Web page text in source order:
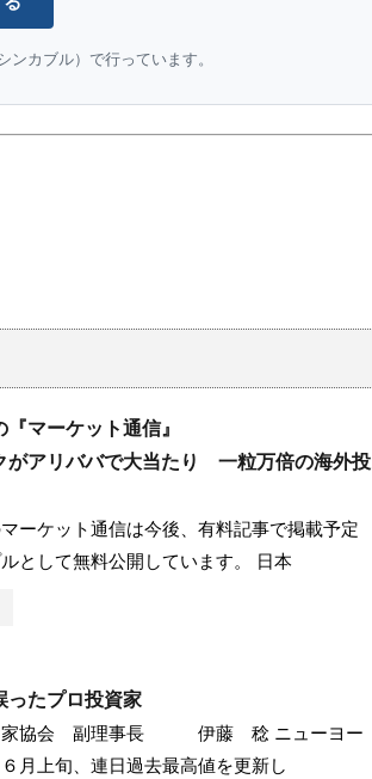
カブル）で行っています。
マーケット通信』
がアリババで大当たり 一粒万倍の海外投
ーケット通信は今後、有料記事で掲載予定
として無料公開しています。 日本
ったプロ投資家
家協会 副理事長 伊藤 稔 ニューヨー
月上旬、連日過去最高値を更新し